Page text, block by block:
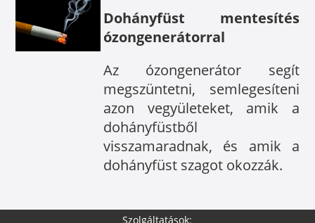
Dohányfüst mentesítés
ózongenerátorral
Az ózongenerátor segít
megszüntetni, semlegesíteni
azon vegyületeket, amik a
dohányfüstből
visszamaradnak, és amik a
dohányfüst szagot okozzák.
Szolgáltatások: